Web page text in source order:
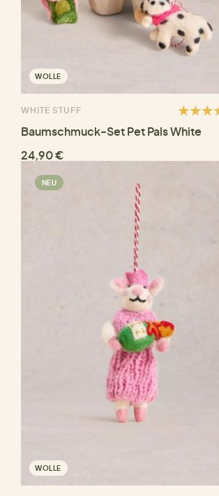
WOLLE
WHITE STUFF
Baumschmuck-Set Pet Pals White
24,90 €
NEU
WOLLE